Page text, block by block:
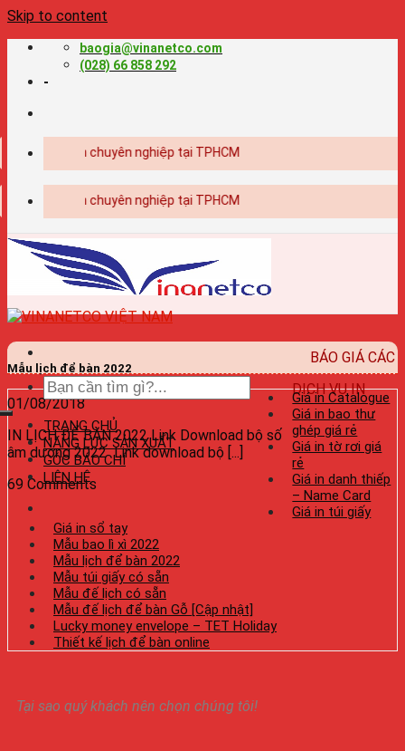
Skip to content
baogia@vinanetco.com
(028) 66 858 292
-
kế - in ấn chuyên nghiệp tại TPHCM
kế - in ấn chuyên nghiệp tại TPHCM
TRANG CHỦ
NĂNG LỰC SẢN XUẤT
GÓC BÁO CHÍ
LIÊN HỆ
Mẫu lịch để bàn 2022
01/08/2018
IN LỊCH ĐỂ BÀN 2022 Link Download bộ số
âm dương 2022 Link download bộ [...]
69 Comments
BÁO GIÁ CÁC
DỊCH VỤ IN
Giá in Catalogue
Giá in bao thư
ghép giá rẻ
Giá in tờ rơi giá
rẻ
Giá in danh thiếp
– Name Card
Giá in túi giấy
Giá in sổ tay
Mẫu bao lì xì 2022
Mẫu lịch để bàn 2022
Mẫu túi giấy có sẵn
Mẫu đế lịch có sẵn
Mẫu đế lịch để bàn Gỗ [Cập nhật]
Lucky money envelope – TET Holiday
Thiết kế lịch để bàn online
Tại sao quý khách nên chọn chúng tôi!